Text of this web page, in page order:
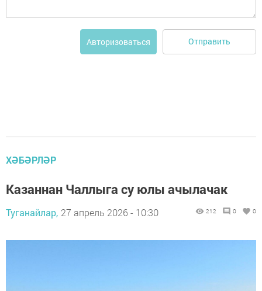
Авторизоваться Отправить
ХӘБӘРЛӘР
Казаннан Чаллыга су юлы ачылачак
Туганайлар, 27 апрель 2026 - 10:30 212 0 0